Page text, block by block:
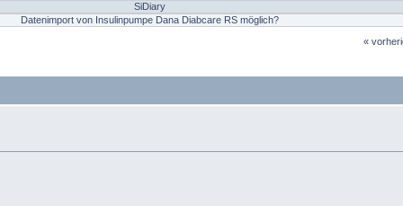
SiDiary
Datenimport von Insulinpumpe Dana Diabcare RS möglich?
«